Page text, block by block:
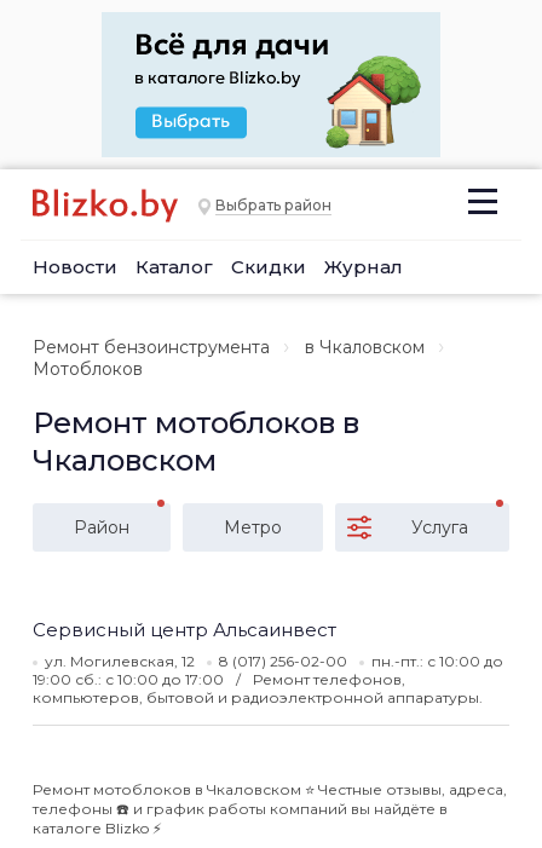
Выбрать район
Новости Каталог Скидки Журнал
Ремонт бензоинструмента
в Чкаловском
Мотоблоков
Ремонт мотоблоков в
Чкаловском
Район Метро Услуга
Сервисный центр Альсаинвест
ул. Могилевская, 12 8 (017) 256-02-00
пн.-пт.: с 10:00 до
19:00 сб.: с 10:00 до 17:00
Ремонт телефонов,
компьютеров, бытовой и радиоэлектронной аппаратуры.
Ремонт мотоблоков в Чкаловском ⭐️ Честные отзывы, адреса,
телефоны ☎️ и график работы компаний вы найдёте в
каталоге Blizko ⚡️